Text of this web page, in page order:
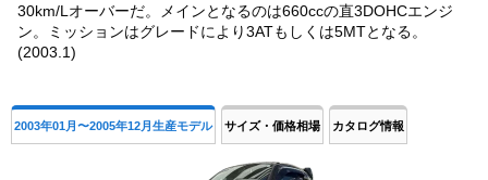
30km/Lオーバーだ。メインとなるのは660ccの直3DOHCエンジ
ン。ミッションはグレードにより3ATもしくは5MTとなる。
(2003.1)
2003年01月〜2005年12月生産モデル サイズ・価格相場 カタログ情報